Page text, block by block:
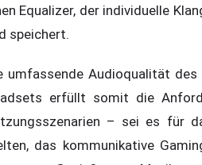
Equalizer, der individuelle
speichert.
umfassende Audioqualität des
erfüllt somit die
– sei es für
das kommunikative